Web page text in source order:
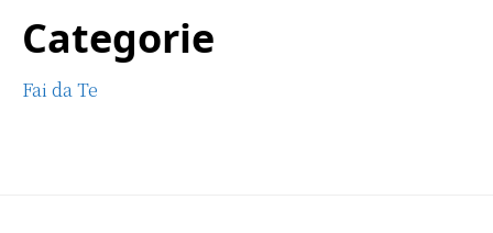
Categorie
Fai da Te